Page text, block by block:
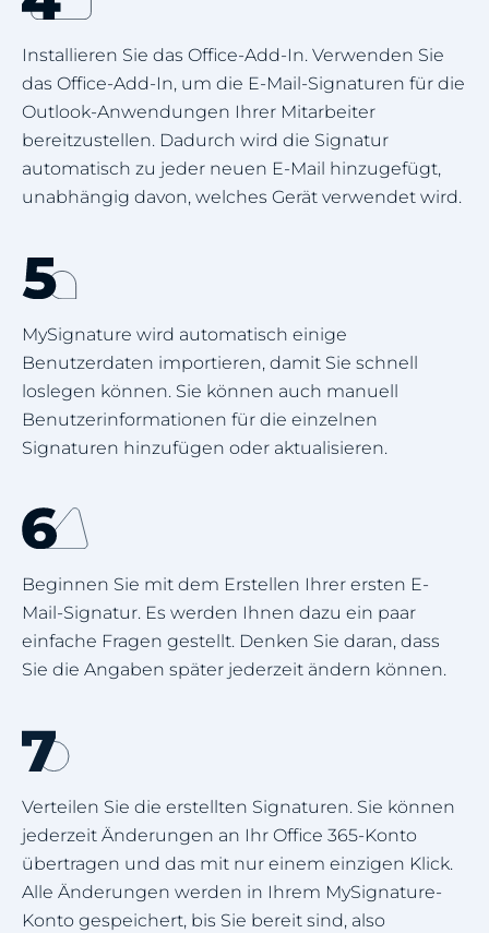
Installieren Sie das Office-Add-In. Verwenden Sie
das Office-Add-In, um die E-Mail-Signaturen für die
Outlook-Anwendungen Ihrer Mitarbeiter
bereitzustellen. Dadurch wird die Signatur
automatisch zu jeder neuen E-Mail hinzugefügt,
unabhängig davon, welches Gerät verwendet wird.
MySignature wird automatisch einige
Benutzerdaten importieren, damit Sie schnell
loslegen können. Sie können auch manuell
Benutzerinformationen für die einzelnen
Signaturen hinzufügen oder aktualisieren.
Beginnen Sie mit dem Erstellen Ihrer ersten E-
Mail-Signatur. Es werden Ihnen dazu ein paar
einfache Fragen gestellt. Denken Sie daran, dass
Sie die Angaben später jederzeit ändern können.
Verteilen Sie die erstellten Signaturen. Sie können
jederzeit Änderungen an Ihr Office 365-Konto
übertragen und das mit nur einem einzigen Klick.
Alle Änderungen werden in Ihrem MySignature-
Konto gespeichert, bis Sie bereit sind, also